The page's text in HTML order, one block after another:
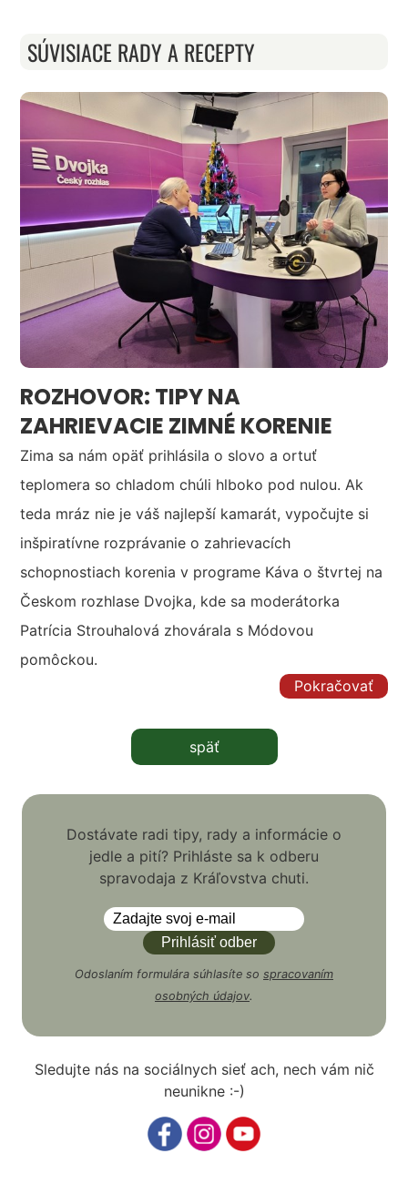
SÚVISIACE RADY A RECEPTY
ROZHOVOR: TIPY NA
ZAHRIEVACIE ZIMNÉ KORENIE
Zima sa nám opäť prihlásila o slovo a ortuť
teplomera so chladom chúli hlboko pod nulou. Ak
teda mráz nie je váš najlepší kamarát, vypočujte si
inšpiratívne rozprávanie o zahrievacích
schopnostiach korenia v programe Káva o štvrtej na
Českom rozhlase Dvojka, kde sa moderátorka
Patrícia Strouhalová zhovárala s Módovou
pomôckou.
Pokračovať
späť
Dostávate radi tipy, rady a informácie o
jedle a pití? Prihláste sa k odberu
spravodaja z Kráľovstva chuti.
Odoslaním formulára súhlasíte so spracovaním
osobných údajov.
Sledujte nás na sociálnych sieť ach, nech vám nič
neunikne :-)